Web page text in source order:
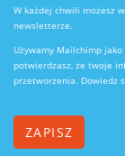
W każdej chwili możesz
newsletterze.
Używamy Mailchimp
potwierdzasz, że twoje
przetworzenia. Dowiedz